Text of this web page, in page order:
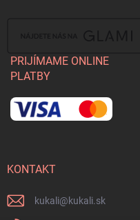
PRIJÍMAME ONLINE
PLATBY
KONTAKT
kukali@kukali.sk